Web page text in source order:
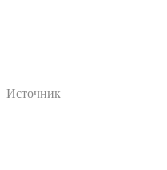
Источник